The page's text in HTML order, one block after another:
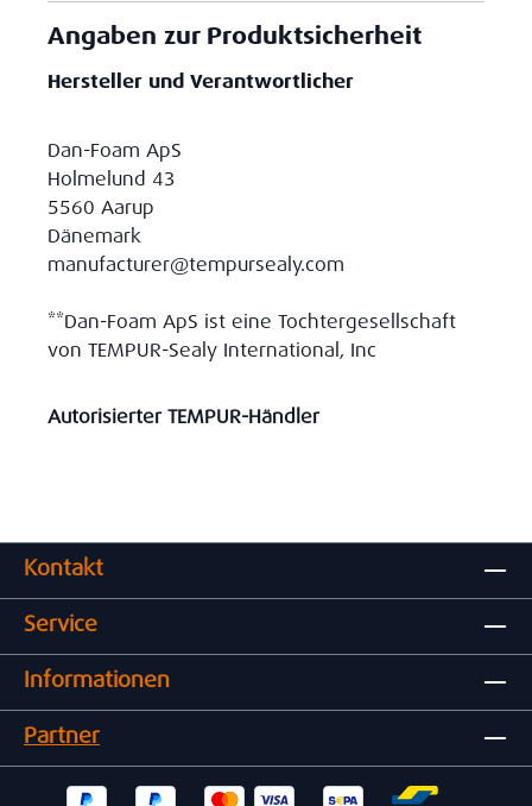
Angaben zur Produktsicherheit
Hersteller und Verantwortlicher
Dan-Foam ApS
Holmelund 43
5560 Aarup
Dänemark
manufacturer@tempursealy.com
**Dan-Foam ApS ist eine Tochtergesellschaft
von TEMPUR-Sealy International, Inc
Autorisierter TEMPUR-Händler
Kontakt
Service
Informationen
Partner